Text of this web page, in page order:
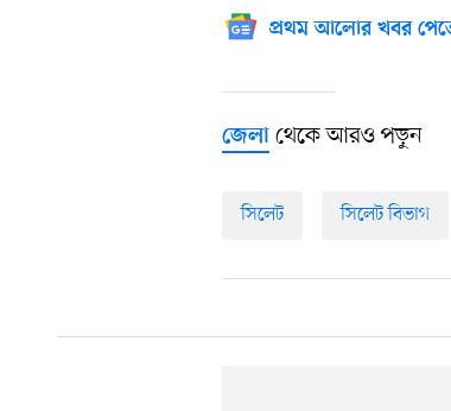
প্রথম আলোর খবর
জেলা থেকে আরও পড়ুন
সিলেট সিলেট বিভাগ